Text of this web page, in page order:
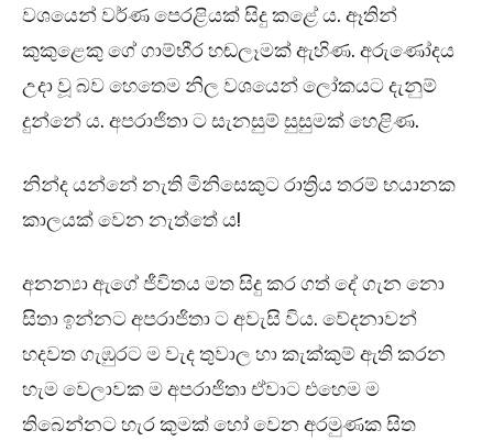
වශයෙන් වර්ණ පෙරළියක් සිදු කළේ ය. ඈතින්
කුකුළෙකු ගේ ගාම්භීර හඬලෑමක් ඇහිණ. අරුණෝදය
උදා වූ බව හෙතෙම නිල වශයෙන් ලෝකයට දැනුම්
දුන්නේ ය. අපරාජිතා ට සැනසුම් සුසුමක් හෙළිණ.
නින්ද යන්නේ නැති මිනිසෙකුට රාත්‍රිය තරම් භයානක
කාලයක් වෙන නැත්තේ ය!
අනන්‍යා ඇගේ ජීවිතය මත සිදු කර ගත් දේ ගැන නො
සිතා ඉන්නට අපරාජිතා ට අවැසි විය. වේදනාවන්
හදවත ගැඹුරට ම වැද තුවාල හා කැක්කුම් ඇති කරන
හැම වෙලාවක ම අපරාජිතා ඒවාට එහෙම ම
තිබෙන්නට හැර කුමක් හෝ වෙන අරමුණක සිත